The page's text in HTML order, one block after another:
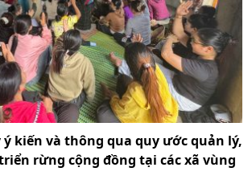
ý kiến và thông qua quy ước quản lý,
rừng cộng đồng tại các xã vùng